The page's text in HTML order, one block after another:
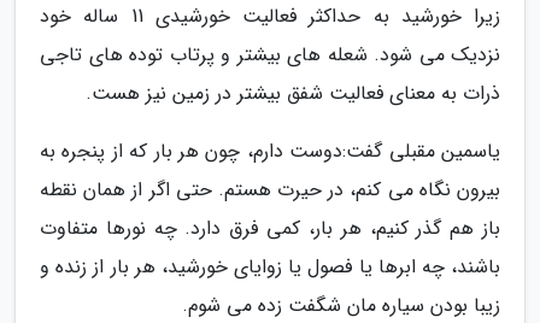
زیرا خورشید به حداکثر فعالیت خورشیدی 11 ساله خود
نزدیک می شود. شعله های بیشتر و پرتاب توده های تاجی
ذرات به معنای فعالیت شفق بیشتر در زمین نیز هست.
یاسمین مقبلی گفت:دوست دارم، چون هر بار که از پنجره به
بیرون نگاه می کنم، در حیرت هستم. حتی اگر از همان نقطه
باز هم گذر کنیم، هر بار، کمی فرق دارد. چه نورها متفاوت
باشند، چه ابرها یا فصول یا زوایای خورشید، هر بار از زنده و
زیبا بودن سیاره مان شگفت زده می شوم.